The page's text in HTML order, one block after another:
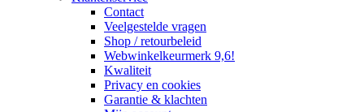
Contact
Veelgestelde vragen
Shop / retourbeleid
Webwinkelkeurmerk 9,6!
Kwaliteit
Privacy en cookies
Garantie & klachten